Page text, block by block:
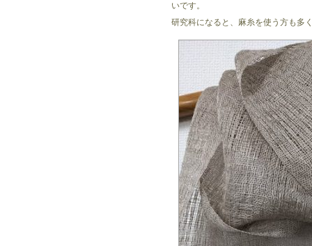
いです。
研究科になると、麻糸を使う方も多